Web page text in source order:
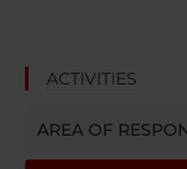
ACTIVITIES
AREA OF